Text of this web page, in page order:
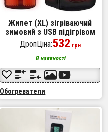
Жилет (XL) зігріваючий
зимовий з USB підігрівом
унісекс чорний
ДропЦіна:532 грн
В наявності
Обогреватели